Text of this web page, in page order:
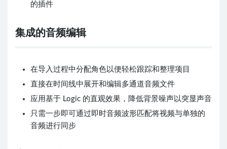
的插件
集成的音频编辑
在导入过程中分配角色以便轻松跟踪和整理项目
直接在时间线中展开和编辑多通道音频文件
应用基于 Logic 的直观效果，降低背景噪声以突显声音
只需一步即可通过即时音频波形匹配将视频与单独的
音频进行同步